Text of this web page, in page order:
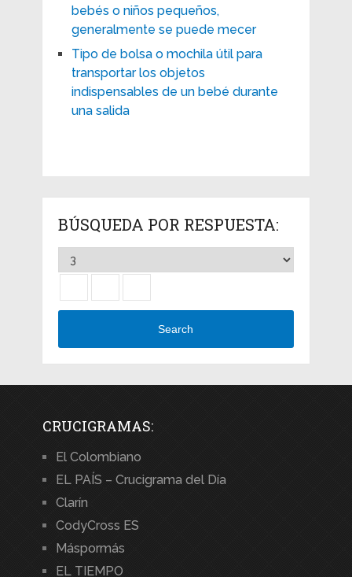
bebés o niños pequeños,
generalmente se puede mecer
Tipo de bolsa o mochila útil para
transportar los objetos
indispensables de un bebé durante
una salida
BÚSQUEDA POR RESPUESTA:
Search
CRUCIGRAMAS:
El Colombiano
EL PAÍS – Crucigrama del Día
Clarín
CodyCross ES
Máspormás
EL TIEMPO